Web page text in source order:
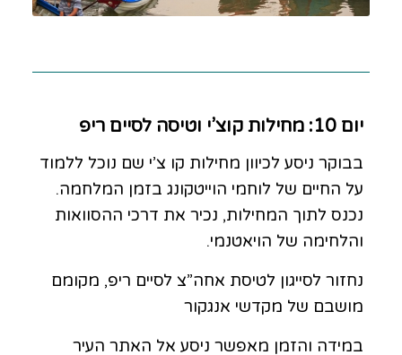
יום 10: מחילות קוצ’י וטיסה לסיים ריפ
בבוקר ניסע לכיוון מחילות קו צ’י שם נוכל ללמוד
על החיים של לוחמי הוייטקונג בזמן המלחמה.
נכנס לתוך המחילות, נכיר את דרכי ההסוואות
והלחימה של הויאטנמי.
נחזור לסייגון לטיסת אחה”צ לסיים ריפ, מקומם
מושבם של מקדשי אנגקור
במידה והזמן מאפשר ניסע אל האתר העיר